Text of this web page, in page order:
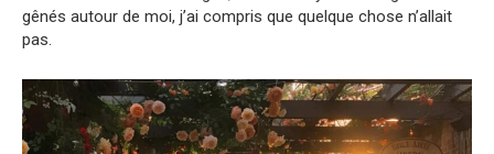
gênés autour de moi, j’ai compris que quelque chose n’allait
pas.